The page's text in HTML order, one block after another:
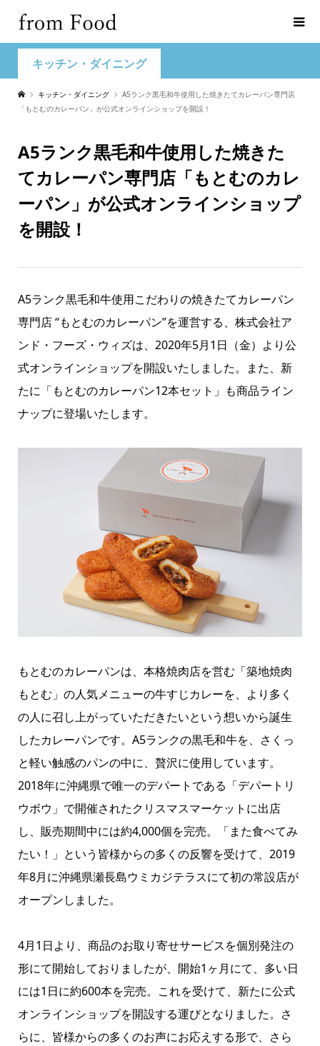
キッチン・ダイニング
キッチン・ダイニング
A5ランク黒毛和牛使用した焼きたてカレーパン専門店
「もとむのカレーパン」が公式オンラインショップを開設！
A5ランク黒毛和牛使用した焼きた
てカレーパン専門店「もとむのカレ
ーパン」が公式オンラインショップ
を開設！
A5ランク黒毛和牛使用こだわりの焼きたてカレーパン
専門店 “もとむのカレーパン”を運営する、株式会社ア
ンド・フーズ・ウィズは、2020年5月1日（金）より公
式オンラインショップを開設いたしました。また、新
たに「もとむのカレーパン12本セット」も商品ライン
ナップに登場いたします。
もとむのカレーパンは、本格焼肉店を営む「築地焼肉
もとむ」の人気メニューの牛すじカレーを、より多く
の人に召し上がっていただきたいという想いから誕生
したカレーパンです。A5ランクの黒毛和牛を、さくっ
と軽い触感のパンの中に、贅沢に使用しています。
2018年に沖縄県で唯一のデパートである「デパートリ
ウボウ」で開催されたクリスマスマーケットに出店
し、販売期間中には約4,000個を完売。「また食べてみ
たい！」という皆様からの多くの反響を受けて、2019
年8月に沖縄県瀬長島ウミカジテラスにて初の常設店が
オープンしました。
4月1日より、商品のお取り寄せサービスを個別発注の
形にて開始しておりましたが、開始1ヶ月にて、多い日
には1日に約600本を完売。これを受けて、新たに公式
オンラインショップを開設する運びとなりました。さ
らに、皆様からの多くのお声にお応えする形で、さら